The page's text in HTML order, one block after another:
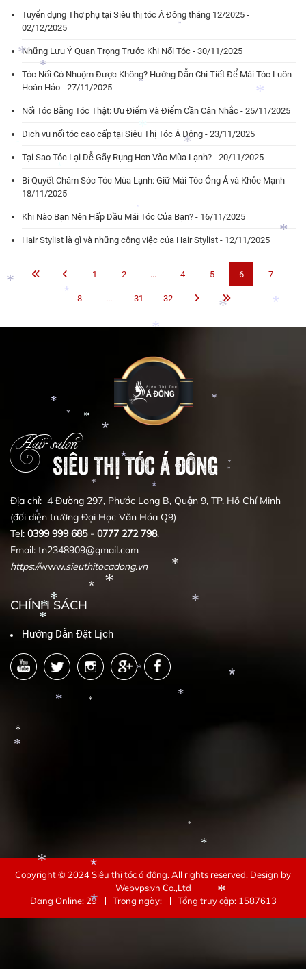
*
*
*
*
*
*
*
*
*
*
*
*
*
*
*
*
*
*
*
Tuyển dụng Thợ phụ tại Siêu thị tóc Á Đông tháng 12/2025 -
02/12/2025
Những Lưu Ý Quan Trọng Trước Khi Nối Tóc - 30/11/2025
Tóc Nối Có Nhuộm Được Không? Hướng Dẫn Chi Tiết Để Mái Tóc Luôn
Hoàn Hảo - 27/11/2025
Nối Tóc Bằng Tóc Thật: Ưu Điểm Và Điểm Cần Cân Nhắc - 25/11/2025
Dịch vụ nối tóc cao cấp tại Siêu Thị Tóc Á Đông - 23/11/2025
Tại Sao Tóc Lại Dễ Gãy Rụng Hơn Vào Mùa Lạnh? - 20/11/2025
Bí Quyết Chăm Sóc Tóc Mùa Lạnh: Giữ Mái Tóc Óng Ả và Khỏe Mạnh -
18/11/2025
Khi Nào Bạn Nên Hấp Dầu Mái Tóc Của Bạn? - 16/11/2025
Hair Stylist là gì và những công việc của Hair Stylist - 12/11/2025
1 2 ... 4 5 6 7
8 ... 31 32
Hair salon
SIÊU THỊ TÓC Á ĐÔNG
Địa chỉ: 4 Đường 297, Phước Long B, Quận 9, TP. Hồ Chí Minh
(đối diện trường Đại Học Văn Hóa Q9)
Tel: 0399 999 685- 0777 272 798.
Email: tn2348909@gmail.com
https://www.sieuthitocadong.vn
CHÍNH SÁCH
Hướng Dẫn Đặt Lịch
Copyright © 2024Siêu thị tóc á đông. All rights reserved. Design by
Webvps.vn Co.,Ltd
Đang Online: 29
Trong ngày: Tổng truy cập: 1587613